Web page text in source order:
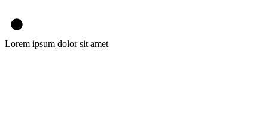
Lorem ipsum dolor sit amet